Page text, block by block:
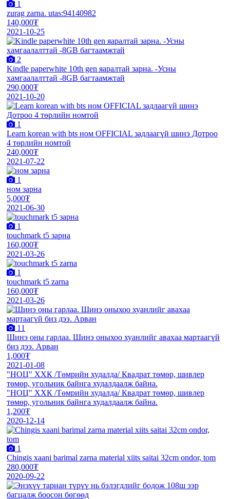
1
zurag zarna. utas:94140982
140,000₮
2021-10-25
2
Kindle paperwhite 10th gen яаралтай зарна. -Усны
хамгаалалттай -8GB багтаамжтай
290,000₮
2021-10-20
1
Learn korean with bts ном OFFICIAL задлаагүй шинэ Дотроо
4 төрлийн номтой
240,000₮
2021-07-22
1
ном зарна
5,000₮
2021-06-30
1
touchmark t5 зарна
160,000₮
2021-03-26
1
touchmark t5 zarna
160,000₮
2021-03-26
11
Шинэ оны гарлаа. Шинэ оныхоо хуанлийг авахаа мартаагүй
биз дээ. Арван
1,000₮
2021-01-08
"НОЦ" ХХК /Төмрийн худалда/ Квадрат төмөр, шивлер
төмөр, угольник байнга худалдаалж байна.
"НОЦ" ХХК /Төмрийн худалда/ Квадрат төмөр, шивлер
төмөр, угольник байнга худалдаалж байна.
1,200₮
2020-12-14
1
Chingis xaani barimal zarna material xiits saitai 32cm ondor, tom
280,000₮
2020-09-22